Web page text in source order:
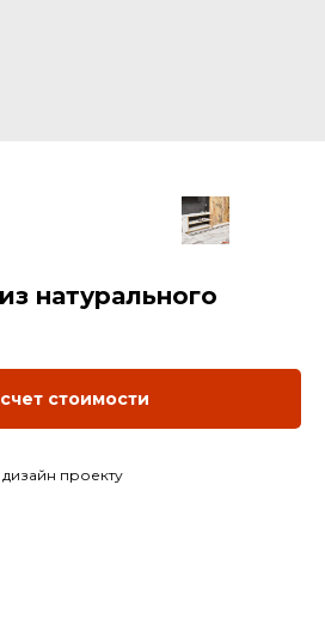
натурального
стоимости
проекту